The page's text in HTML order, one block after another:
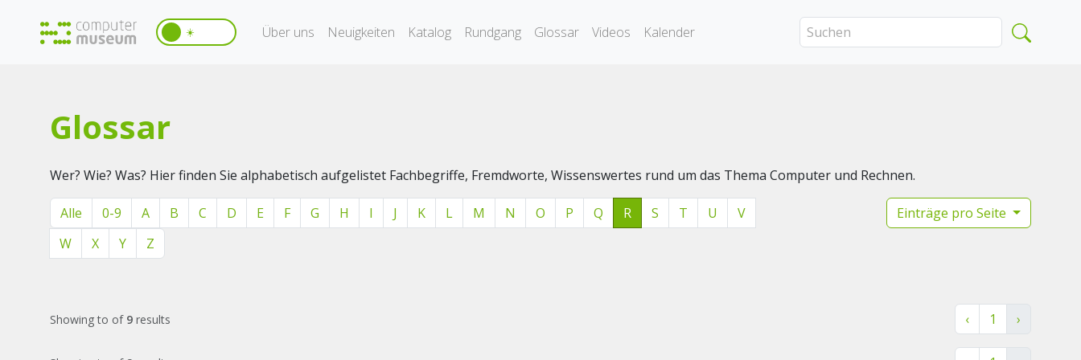
☀️ Über uns Neuigkeiten Katalog Rundgang Glossar Videos Kalender
Glossar
Wer? Wie? Was? Hier finden Sie alphabetisch aufgelistet Fachbegriffe, Fremdworte, Wissenswertes rund um das Thema Computer und Rechnen.
Alle 0-9 A B C D E F G H I J K L M N O P Q R S T U
V
W
X Y Z
Einträge pro Seite
Showingto of 9 results ‹ 1 ›